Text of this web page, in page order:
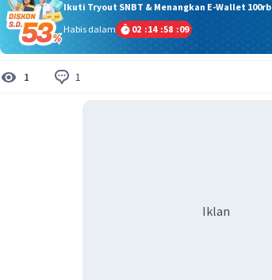
Ikuti Tryout SNBT & Menangkan E-Wallet 100rb
Habis dalam
02 :14 :58 :09
1 1
Iklan